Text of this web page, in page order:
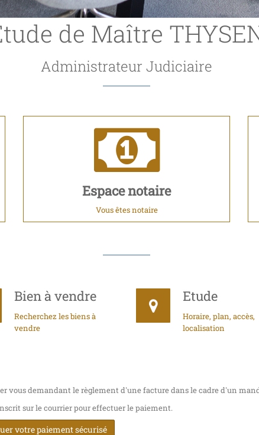
de Maître
Administrateur Judiciaire
Espace notaire
Vous êtes notaire
Bien à vendre
Recherchez les biens à
vendre
Etude
Horaire, plan, accès,
localisation
vous demandant le règlement d'une facture dans le cadre d'un
sur le courrier pour effectuer le paiement.
votre paiement sécurisé